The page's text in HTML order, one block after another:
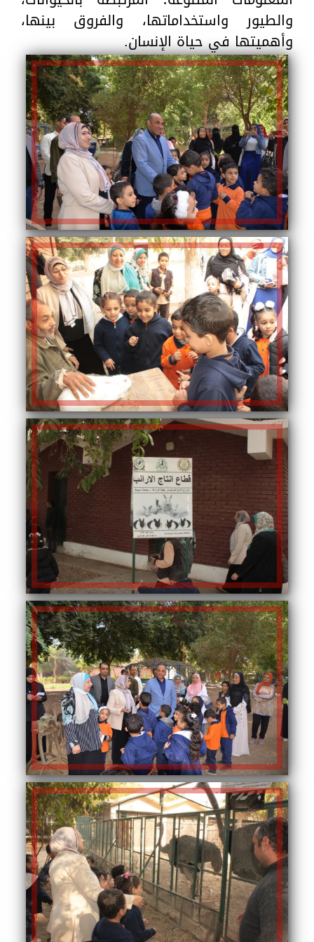
والطيور واستخداماتها، والفروق بينها،
وأهميتها في حياة الإنسان.